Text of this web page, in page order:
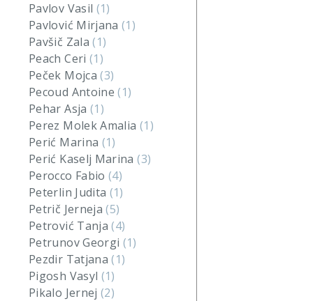
Pavlov Vasil (1)
Pavlović Mirjana(1)
Pavšič Zala(1)
Peach Ceri (1)
Peček Mojca(3)
Pecoud Antoine(1)
Pehar Asja (1)
Perez Molek Amalia (1)
Perić Marina (1)
Perić Kaselj Marina(3)
Perocco Fabio(4)
Peterlin Judita (1)
Petrič Jerneja(5)
Petrović Tanja(4)
Petrunov Georgi (1)
Pezdir Tatjana(1)
Pigosh Vasyl (1)
Pikalo Jernej(2)